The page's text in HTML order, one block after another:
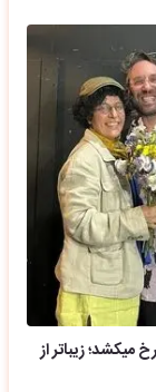
زیباتر از